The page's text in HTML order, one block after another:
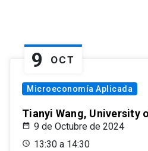
9 OCT
Microeconomía Aplicada
Tianyi Wang, University
9 de Octubre de 2024
13:30 a 14:30